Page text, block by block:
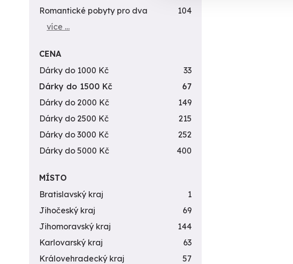
Romantické pobyty pro dva
104
více …
CENA
Dárky do 1000 Kč
33
Dárky do 1500 Kč
67
Dárky do 2000 Kč
149
Dárky do 2500 Kč
215
Dárky do 3000 Kč
252
Dárky do 5000 Kč
400
MÍSTO
Bratislavský kraj
1
Jihočeský kraj
69
Jihomoravský kraj
144
Karlovarský kraj
63
Královehradecký kraj
57